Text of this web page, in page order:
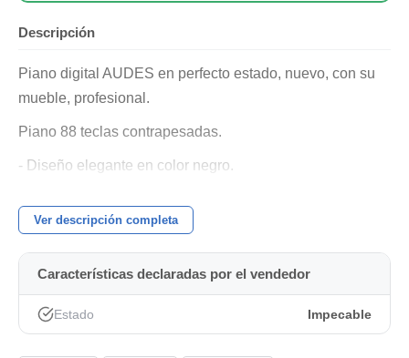
Descripción
Piano digital AUDES en perfecto estado, nuevo, con su
mueble, profesional.
Piano 88 teclas contrapesadas.
- Diseño elegante en color negro.
- Pedales integrados en el mueble.
- Tiene docenas de sonidos profesionales, pianos,
para reproducir musica.
Ver descripción completa
Características declaradas por el vendedor
Estado Impecable